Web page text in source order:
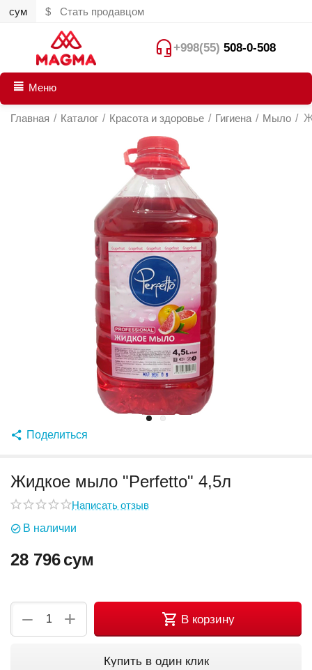
сум $ Стать продавцом
+998(55) 508-0-508
Меню
Главная / Каталог / Красота и здоровье / Гигиена / Мыло /
Поделиться
Жидкое мыло "Perfetto" 4,5л
Написать отзыв
В наличии
28 796сум
+
− В корзину
Купить в один клик